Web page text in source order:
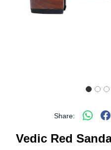
Share:
Vedic Red